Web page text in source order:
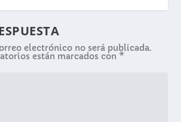
electrónico no será publicada.
están marcados con*